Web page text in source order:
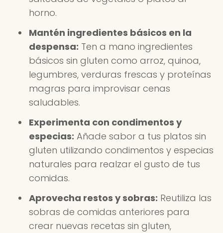
horno.
Mantén ingredientes básicos en la
despensa: Ten a mano ingredientes
básicos sin gluten como arroz, quinoa,
legumbres, verduras frescas y proteínas
magras para improvisar cenas
saludables.
Experimenta con condimentos y
especias: Añade sabor a tus platos sin
gluten utilizando condimentos y especias
naturales para realzar el gusto de tus
comidas.
Aprovecha restos y sobras: Reutiliza las
sobras de comidas anteriores para
crear nuevas recetas sin gluten,